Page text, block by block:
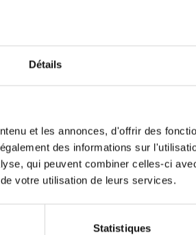
Détails
et les annonces, d'offrir des
des informations sur
qui peuvent combiner celles-ci
votre utilisation de leurs services.
Statistiques